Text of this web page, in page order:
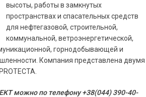
высоты, работы в замкнутых
пространствах и спасательных средств
для нефтегазовой, строительной,
коммунальной, ветроэнергетической,
горнодобывающей и
Компания представлена двумя
можно по телефону +38(044) 390-40-